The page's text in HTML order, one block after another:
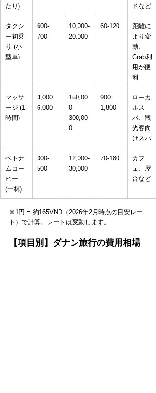
たり)
ドなど
タクシ
ー初乗
り (小
型車)
600-
700
10,000-
20,000
60-120
距離に
より変
動、
Grab利
用が便
利
マッサ
ージ (1
時間)
3,000-
6,000
150,00
0-
300,00
0
900-
1,800
ローカ
ルス
パ、観
光客向
けスパ
ベトナ
ムコー
ヒー
(一杯)
300-
500
12,000-
30,000
70-180
カフ
ェ、屋
台など
※1円 = 約165VND（2026年2月時点の目安レー
ト）で計算。レートは変動します。
【項目別】ダナン旅行の費用相場